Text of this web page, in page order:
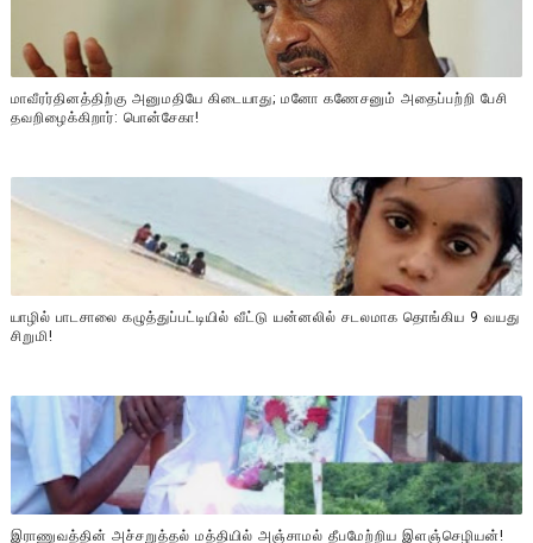
மாவீரர்தினத்திற்கு அனுமதியே கிடையாது; மனோ கணேசனும் அதைப்பற்றி பேசி
தவறிழைக்கிறார்: பொன்சேகா!
யாழில் பாடசாலை கழுத்துப்பட்டியில் வீட்டு யன்னலில் சடலமாக தொங்கிய 9 வயது
சிறுமி!
இராணுவத்தின் அச்சறுத்தல் மத்தியில் அஞ்சாமல் தீபமேற்றிய இளஞ்செழியன்!